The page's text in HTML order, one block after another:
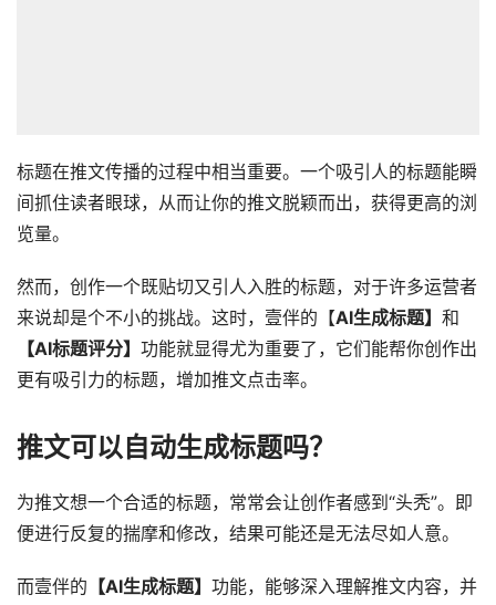
标题在推文传播的过程中相当重要。一个吸引人的标题能瞬
间抓住读者眼球，从而让你的推文脱颖而出，获得更高的浏
览量。
然而，创作一个既贴切又引人入胜的标题，对于许多运营者
来说却是个不小的挑战。这时，壹伴的【AI生成标题】 和
【AI标题评分】 功能就显得尤为重要了，它们能帮你创作出
更有吸引力的标题，增加推文点击率。
推文可以自动生成标题吗？
为推文想一个合适的标题，常常会让创作者感到“头秃”。即
便进行反复的揣摩和修改，结果可能还是无法尽如人意。
而壹伴的 【AI生成标题】 功能，能够深入理解推文内容，并